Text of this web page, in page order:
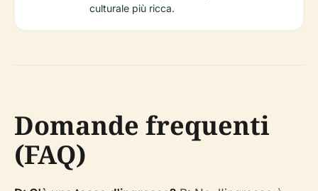
culturale più ricca.
Domande frequenti
(FAQ)